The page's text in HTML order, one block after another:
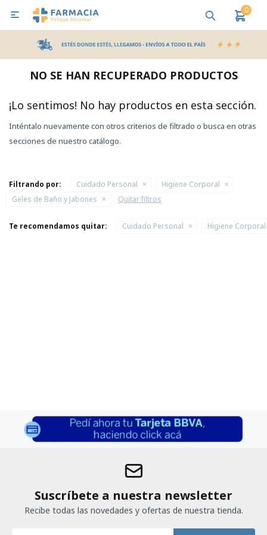
0

NO SE HAN RECUPERADO PRODUCTOS
¡Lo sentimos! No hay productos en esta sección.
Inténtalo nuevamente con otros criterios de filtrado o busca en otras
secciones de nuestro catálogo.
Filtrando por: Cuidado Personal
Higiene Corporal
Geles de Baño y Jabones
Quitar filtros
Te recomendamos quitar: Cuidado Personal Higiene Corporal
Suscríbete a nuestra newsletter
Recibe todas las novedades y ofertas de nuestra tienda.
MI CUENTA
Bebes y Maternidad Salud
Pañales y Toallitas
Lactancia y Nutrición
Higiene y Bienestar